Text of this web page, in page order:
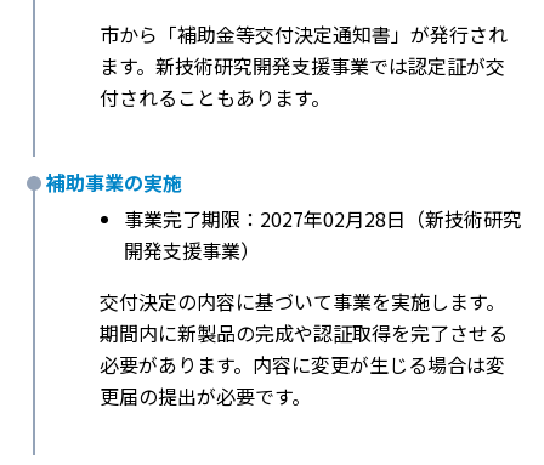
市から「補助金等交付決定通知書」が発行され
ます。新技術研究開発支援事業では認定証が交
付されることもあります。
補助事業の実施
事業完了期限：2027年02月28日（新技術研究
開発支援事業）
交付決定の内容に基づいて事業を実施します。
期間内に新製品の完成や認証取得を完了させる
必要があります。内容に変更が生じる場合は変
更届の提出が必要です。